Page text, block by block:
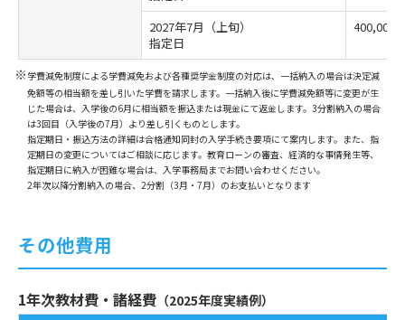
2027年7月（上旬）
指定日
400,000
※ 学費減免制度による学費減免および各種奨学金制度の対応は、一括納入の場合は決定減
免額等の相当額を差し引いた学費を請求します。一括納入後に学費減免額等に変更が生
じた場合は、入学後の6月に相当額を振込または現金にて返金します。3分割納入の場合
は3回目（入学後の7月）より差し引くものとします。
指定期日・振込方法の詳細は合格通知同封の入学手続き要項にて案内します。また、指
定期日の変更についてはご相談に応じます。教育ローンの審査、経済的な事情発生等、
指定期日に納入が困難な場合は、入学事務局までお問い合わせください。
2年次以降分割納入の場合、2分割（3月・7月）のお支払いとなります
その他費用
1年次教材費・諸経費 （2025年度実績例）